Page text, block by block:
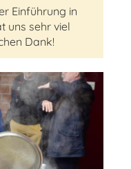
Einführung in
uns sehr viel
Dank!